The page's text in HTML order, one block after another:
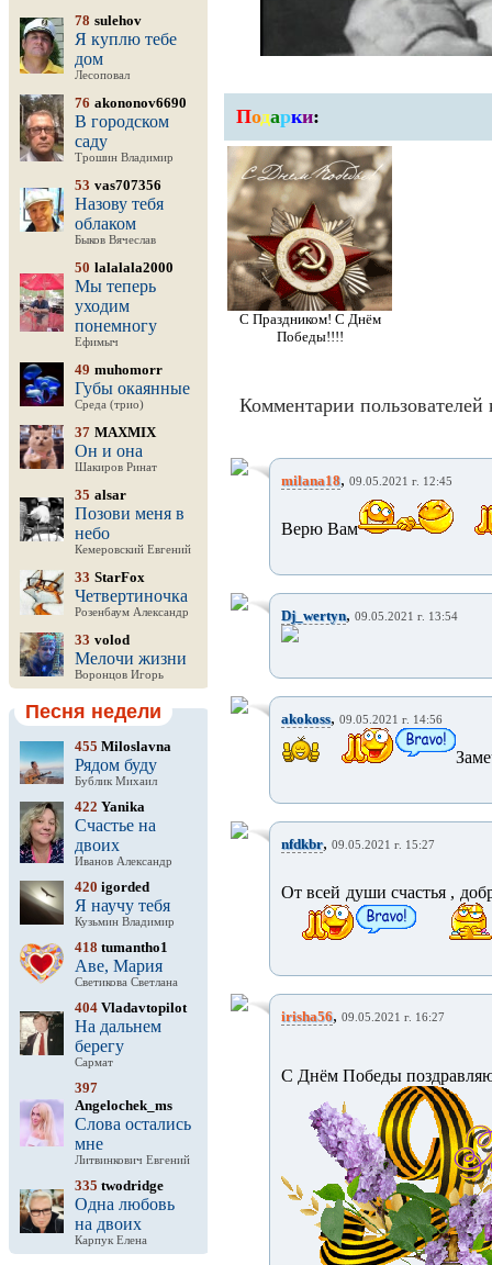
78 sulehov
Я куплю тебе
дом
Лесоповал
76 akononov6690
В городском
саду
Трошин Владимир
53 vas707356
Назову тебя
облаком
Быков Вячеслав
50 lalalala2000
Мы теперь
уходим
понемногу
Ефимыч
49 muhomorr
Губы окаянные
Среда (трио)
37 MAXMIX
Он и она
Шакиров Ринат
35 alsar
Позови меня в
небо
Кемеровский Евгений
33 StarFox
Четвертиночка
Розенбаум Александр
33 volod
Мелочи жизни
Воронцов Игорь
Песня недели
455 Miloslavna
Рядом буду
Бублик Михаил
422 Yanika
Счастье на
двоих
Иванов Александр
420 igorded
Я научу тебя
Кузьмин Владимир
418 tumantho1
Аве, Мария
Светикова Светлана
404 Vladavtopilot
На дальнем
берегу
Сармат
397
Angelochek_ms
Слова остались
мне
Литвинкович Евгений
335 twodridge
Одна любовь
на двоих
Карпук Елена
Подарки:
С Праздником! С Днём
Победы!!!!
Комментарии пользователей
milana18, 09.05.2021 г. 12:45
Верю Вам
Dj_wertyn, 09.05.2021 г. 13:54
akokoss, 09.05.2021 г. 14:56
nfdkbr, 09.05.2021 г. 15:27
От всей души счастья ,
irisha56, 09.05.2021 г. 16:27
С Днём Победы